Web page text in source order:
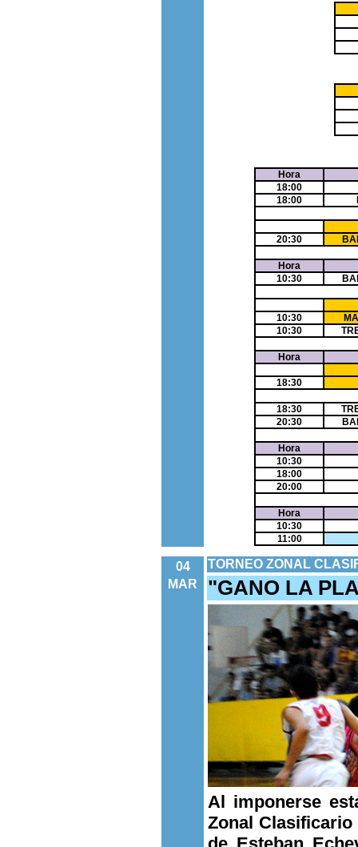
Hora
18:00
18:00
20:30
Hora
10:30
10:30
10:30
Hora
18:30
18:30
20:30
Hora
10:30
18:00
20:00
Hora
10:30
11:00
04
MAR
TORNEO ZONAL
"GANO LA
Al imponerse
Zonal